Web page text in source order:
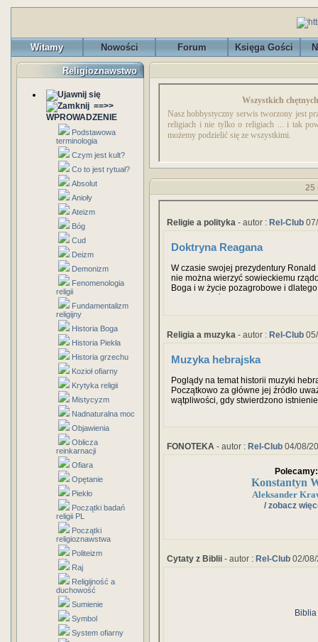
Witamy Nowości Forum Księga Gości
Religioznawstwo
==>>
WPROWADZENIE
Podstawowa
terminologia
Czym jest kult?
Co to jest rytuał?
Absolut
Anioły
Ateizm
Bóg
Cud
Deizm
Demonizm
Fenomenologia
religii
Fundamentalizm
religijny
Historia Boga
Historia Piekła
Historia grzechu
Kozioł ofiarny
Krytyka religii
Mistycyzm
Nadnaturalna moc
Objawienia
Oblicza
reinkarnacji
Ofiara
Opętanie
Piekło
Początki badań
religii PL
Początki
religioznawstwa
Politeizm
Raj
Religijność a
duchowość
Sumienie
Symbol
System ofiarny
Wszystkich
Nasz hobbystyczny serwis tworzony jest
religiach i nie tylko o religiach ... i tak
możemy podzielić się ze wszystkimi.
25
Religie a polityka - autor : Rel-Club
Doktryna Reagana
W czasie swojej prezydentury
nie można wierzyć sowieckiemu
Boga i w życie pozagrobowe i
Religia a muzyka - autor : Rel-Club
Muzyka hebrajska
Poglądy na temat historii muzyki
Początkowo za główne jej źródło
wątpliwości, gdy stwierdzono
FONOTEKA - autor : Rel-Club 04/08/
Polecamy:
Konstantyn
Aleksander
/ zobacz
Cytaty z Biblii - autor : Rel-Club 02/